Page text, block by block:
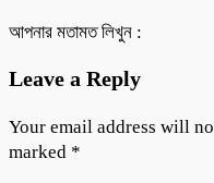
আপনার মতামত লিখুন :
Leave a Reply
Your email address will
marked *